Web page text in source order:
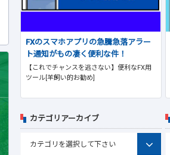
FXのスマホアプリの急騰急落アラー
ト通知がもの凄く便利な件！
【これでチャンスを逃さない】便利なFX用
ツール[羊飼い的お勧め]
カテゴリアーカイブ